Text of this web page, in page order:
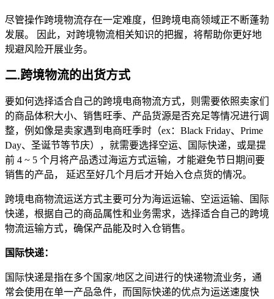
尽管操作跨境物流存在一定难度，但跨境电商领域正不断蓬勃
发展。 因此，对跨境物流相关知识的把握，将帮助你更好地
规避风险开展业务。
二.跨境物流的出货方式
要如何选择适合自己的跨境电商物流方式，则需要依照卖家们
的商品体积大小、销售旺季、产品货源是否充足等情况进行调
整，例如像是卖家遇到电商旺季时（ex：Black Friday、Prime
Day、圣诞节等节庆），就需要选择空运、国际快递，或是提
前 4 ~ 5 个月将产品透过海运方式运输，才能避免节日期间要
销售的产品， 延迟至好几个月后才开始入仓点货的情况。
跨境电商物流运送方式主要可分为海运运输、空运运输、国际
快递，根据自己的商品属性和业务需求，选择适合自己的跨境
物流运输方式，确保产品能及时入仓销售。
国际快递：
国际快递是指在多个国家/地区之间进行的快递物流业务，通
常会使用在单一产品急件，而国际快递的优点为运送速度快